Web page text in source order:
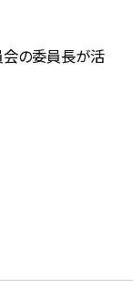
会の委員長が活